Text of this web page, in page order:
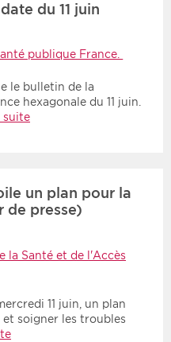
du 11 juin
publique France.
le bulletin de la
hexagonale du 11 juin.
suite
un plan pour la
de presse)
la Santé et de l'Accès
11 juin, un plan
soigner les troubles